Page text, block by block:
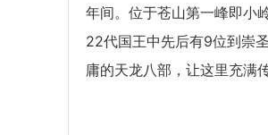
年间。位于苍山第一峰即小
22代国王中先后有9位到崇
庸的天龙八部，让这里充满